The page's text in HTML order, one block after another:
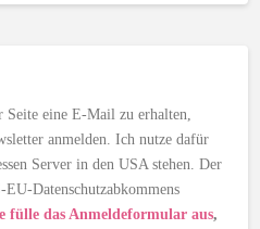
eine E-Mail zu erhalten,
anmelden. Ich nutze dafür
Server in den USA stehen. Der
Datenschutzabkommens
fülle das Anmeldeformular aus,